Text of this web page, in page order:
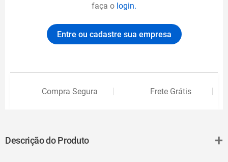
faça o login.
Entre ou cadastre sua empresa
Compra Segura Frete Grátis
Descrição do Produto +